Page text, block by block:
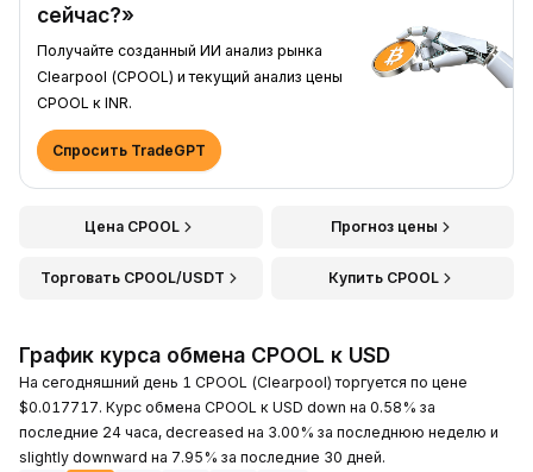
сейчас?»
Получайте созданный ИИ анализ рынка
Clearpool (CPOOL) и текущий анализ цены
CPOOL к INR.
Спросить TradeGPT
Цена CPOOL Прогноз цены
Торговать CPOOL/USDT Купить CPOOL
График курса обмена CPOOL к USD
На сегодняшний день 1 CPOOL (Clearpool) торгуется по цене
$0.017717. Курс обмена CPOOL к USD down на 0.58% за
последние 24 часа, decreased на 3.00% за последнюю неделю и
slightly downward на 7.95% за последние 30 дней.